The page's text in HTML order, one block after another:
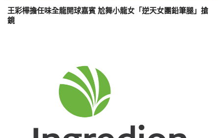
王彩樺擔任味全龍開球嘉賓 尬舞小龍女「逆天女團鉛筆腿」搶
鏡